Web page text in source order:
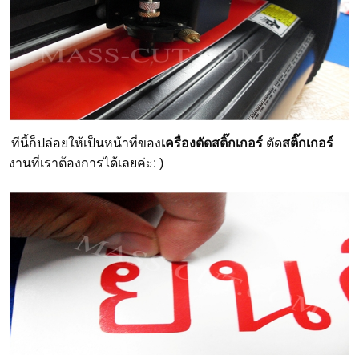
ทีนี้ก็ปล่อยให้เป็นหน้าที่ของเครื่องตัดสติ๊กเกอร์ ตัดสติ๊กเกอร์
งานที่เราต้องการได้เลยค่ะ: )